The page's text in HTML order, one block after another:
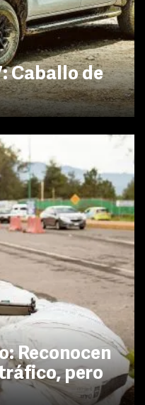
Caballo de
Reconocen
pero